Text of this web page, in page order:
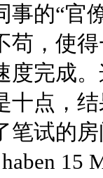
的“官
苟，使
度完成
点，
笔试的
15